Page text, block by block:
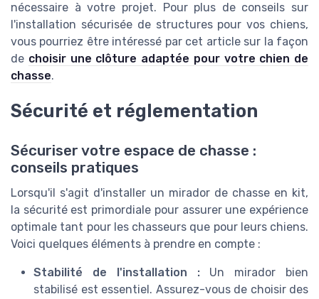
nécessaire à votre projet. Pour plus de conseils sur
l'installation sécurisée de structures pour vos chiens,
vous pourriez être intéressé par cet article sur la façon
de choisir une clôture adaptée pour votre chien de
chasse.
Sécurité et réglementation
Sécuriser votre espace de chasse :
conseils pratiques
Lorsqu'il s'agit d'installer un mirador de chasse en kit,
la sécurité est primordiale pour assurer une expérience
optimale tant pour les chasseurs que pour leurs chiens.
Voici quelques éléments à prendre en compte :
Stabilité de l'installation :Un mirador bien
stabilisé est essentiel. Assurez-vous de choisir des